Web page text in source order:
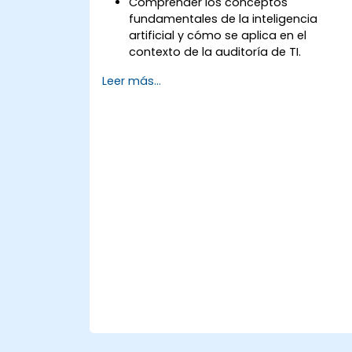
fundamentales de la inteligencia
artificial y cómo se aplica en el
contexto de la auditoría de TI.
aprendizaje automático (machine
Leer más...